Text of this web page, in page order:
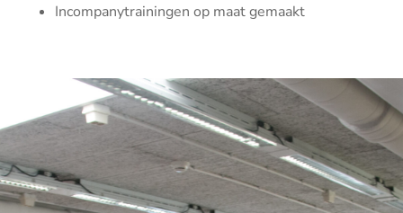
Incompanytrainingen op maat gemaakt